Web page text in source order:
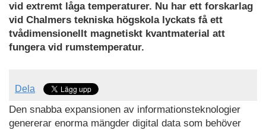
vid extremt låga temperaturer. Nu har ett forskarlag
vid Chalmers tekniska högskola lyckats få ett
tvådimensionellt magnetiskt kvantmaterial att
fungera vid rumstemperatur.
Dela
Den snabba expansionen av informationsteknologier
genererar enorma mängder digital data som behöver